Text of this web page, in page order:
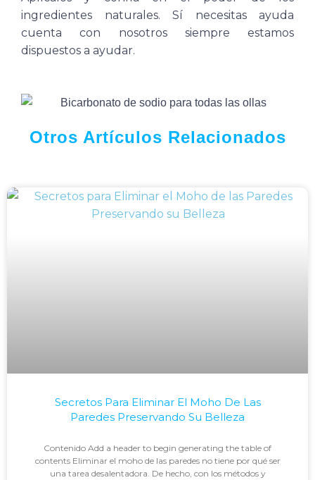
ingredientes naturales. Sí necesitas ayuda
cuenta con nosotros siempre estamos
dispuestos a ayudar.
Otros Artículos Relacionados
Secretos Para Eliminar El Moho De Las
Paredes Preservando Su Belleza
Contenido Add a header to begin generating the table of
contents Eliminar el moho de las paredes no tiene por qué ser
una tarea desalentadora. De hecho, con los métodos y